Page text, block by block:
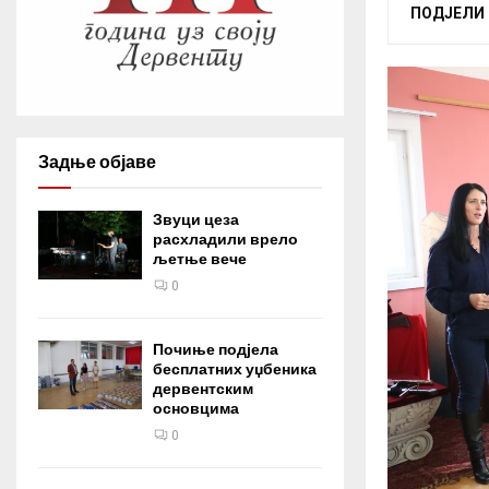
ПОДЈЕЛИ
Задње објаве
Звуци цеза
расхладили врело
љетње вече
0
Почиње подјела
бесплатних уџбеника
дервентским
основцима
0